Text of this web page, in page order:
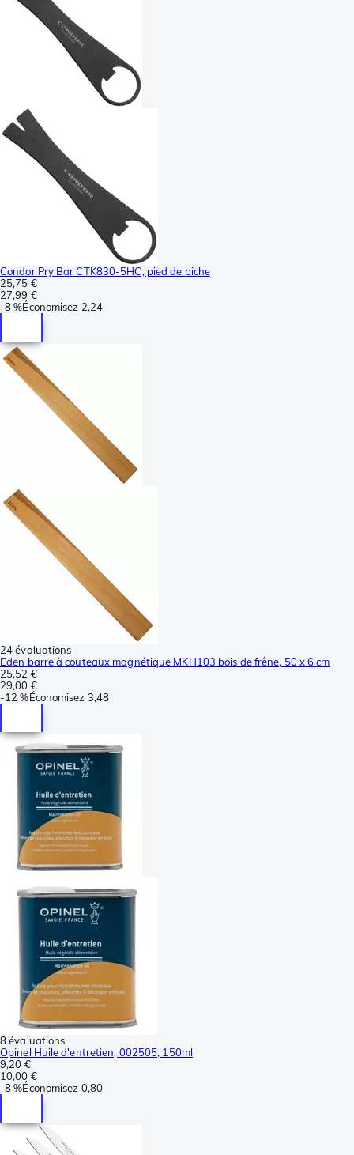
Condor Pry Bar CTK830-5HC, pied de biche
25,75 €
27,99 €
-8 %Économisez 2,24
24 évaluations
Eden barre à couteaux magnétique MKH103 bois de frêne, 50 x 6 cm
25,52 €
29,00 €
-12 %Économisez 3,48
8 évaluations
Opinel Huile d'entretien, 002505, 150ml
9,20 €
10,00 €
-8 %Économisez 0,80